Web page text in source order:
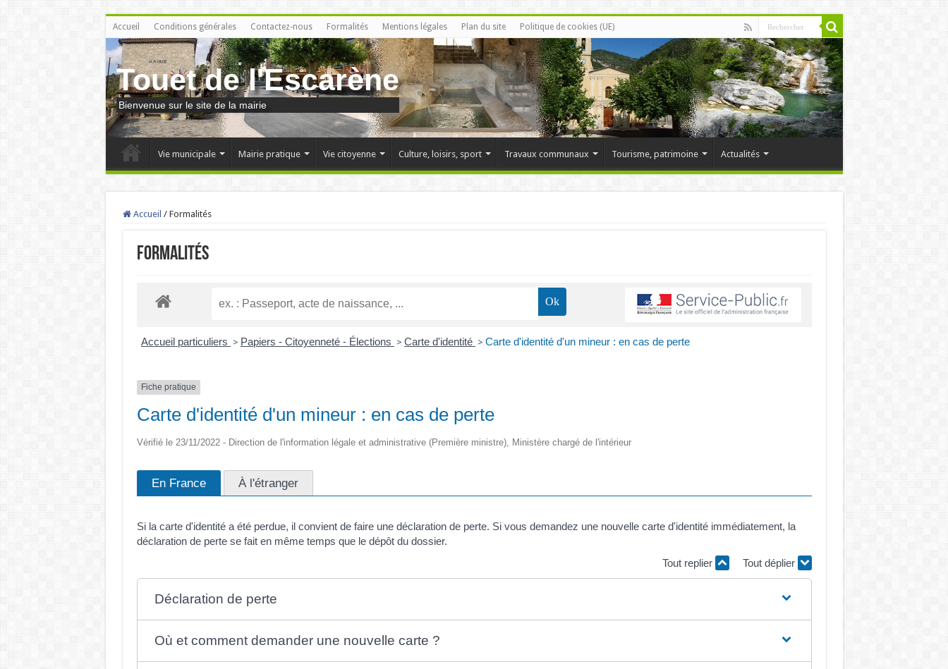
Accueil Conditions générales Contactez-nous Formalités Mentions légales Plan du site Politique de cookies (UE)
Touet de l'Escarène
Bienvenue sur le site de la mairie
Vie municipale Mairie pratique Vie citoyenne Culture, loisirs, sport Travaux communaux Tourisme, patrimoine Actualités
Accueil / Formalités
Formalités
Accueil particuliers > Papiers - Citoyenneté - Élections > Carte d'identité > Carte d'identité d'un mineur : en cas de perte
Fiche pratique
Carte d'identité d'un mineur : en cas de perte
Vérifié le 23/11/2022 - Direction de l'information légale et administrative (Première ministre), Ministère chargé de l'intérieur
En France À l'étranger
Si la carte d'identité a été perdue, il convient de faire une déclaration de perte. Si vous demandez une nouvelle carte d'identité immédiatement, la
déclaration de perte se fait en même temps que le dépôt du dossier.
Tout replier
Tout déplier
Déclaration de perte
Où et comment demander une nouvelle carte ?